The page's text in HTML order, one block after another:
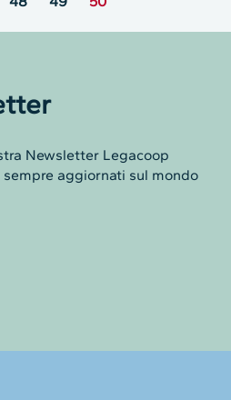
Newsletter Legacoop
aggiornati sul mondo